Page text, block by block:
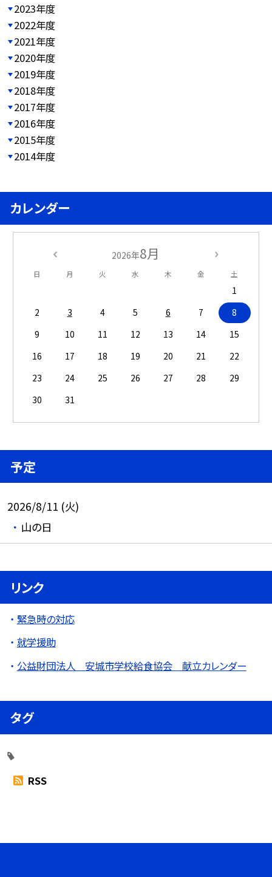
2023年度
2022年度
2021年度
2020年度
2019年度
2018年度
2017年度
2016年度
2015年度
2014年度
カレンダー
2026年8月
日 月 火 水 木 金 土
1
2
3 4 5 6 7
8
9
10 11 12 13 14
15
16
17 18 19 20 21
22
23
24 25 26 27 28
29
30
31
予定
2026/8/11 (火)
山の日
リンク
緊急時の対応
就学援助
公益財団法人 安城市学校給食協会 献立カレンダー
タグ
RSS